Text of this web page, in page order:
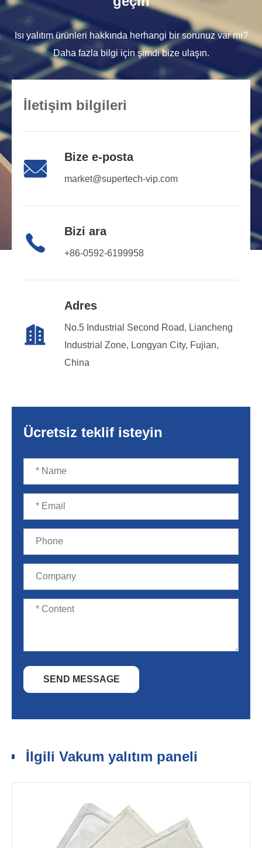
Isı yalıtım ürünleri hakkında herhangi bir sorunuz var mı?
Daha fazla bilgi için şimdi bize ulaşın.
İletişim bilgileri
 Bize e-posta
market@supertech-vip.com
 Bizi ara
+86-0592-6199958

Adres
No.5 Industrial Second Road, Liancheng
Industrial Zone, Longyan City, Fujian,
China
Ücretsiz teklif isteyin
SEND MESSAGE
İlgili Vakum yalıtım paneli